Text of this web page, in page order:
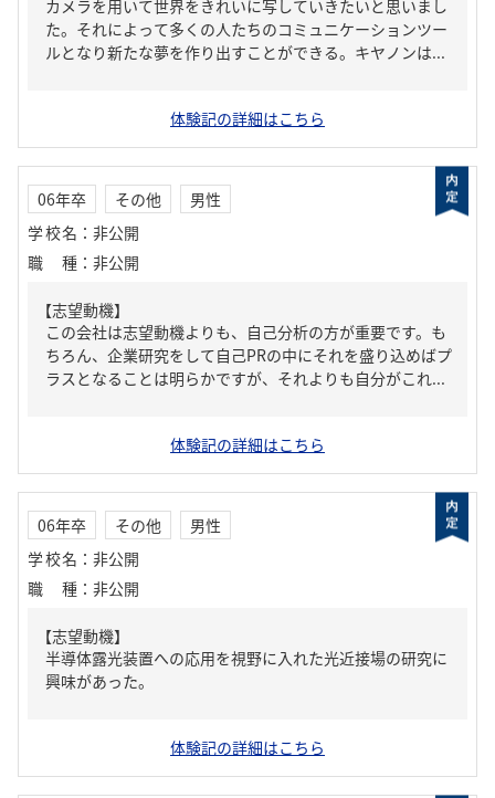
カメラを用いて世界をきれいに写していきたいと思いまし
た。それによって多くの人たちのコミュニケーションツー
ルとなり新たな夢を作り出すことができる。キヤノンは...
体験記の詳細はこちら
06年卒 その他
男性
学校名 ： 非公開
職種 ： 非公開
【志望動機】
この会社は志望動機よりも、自己分析の方が重要です。も
ちろん、企業研究をして自己PRの中にそれを盛り込めばプ
ラスとなることは明らかですが、それよりも自分がこれ...
体験記の詳細はこちら
06年卒 その他
男性
学校名 ： 非公開
職種 ： 非公開
【志望動機】
半導体露光装置への応用を視野に入れた光近接場の研究に
興味があった。
体験記の詳細はこちら